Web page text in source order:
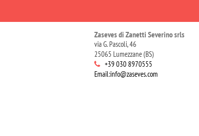
Zaseves di Zanetti Severino srls
via G. Pascoli, 46
25065 Lumezzane (BS)
+39 030 8970555
Email:info@zaseves.com